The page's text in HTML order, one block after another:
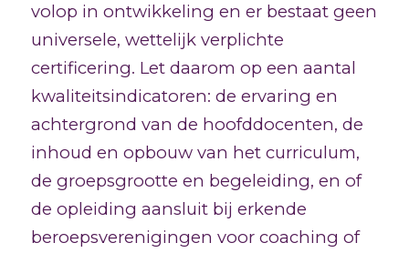
volop in ontwikkeling en er bestaat geen
universele, wettelijk verplichte
certificering. Let daarom op een aantal
kwaliteitsindicatoren: de ervaring en
achtergrond van de hoofddocenten, de
inhoud en opbouw van het curriculum,
de groepsgrootte en begeleiding, en of
de opleiding aansluit bij erkende
beroepsverenigingen voor coaching of